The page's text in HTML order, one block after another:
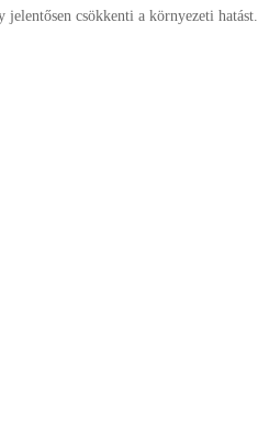
jelentősen csökkenti a környezeti hatást.